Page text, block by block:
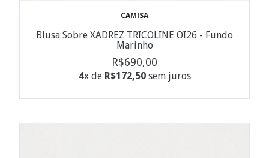
CAMISA
Blusa Sobre XADREZ TRICOLINE OI26 - Fundo
Marinho
R$690,00
4x de R$172,50sem juros